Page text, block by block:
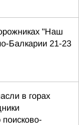
"Наш
Балкарии 21-23
в горах
поисково-